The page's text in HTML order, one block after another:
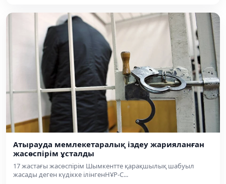
Атырауда мемлекетаралық іздеу жарияланған
жасөспірім ұсталды
17 жастағы жасөспірім Шымкентте қарақшылық шабуыл
жасады деген күдікке ілінгенНҰР-С...